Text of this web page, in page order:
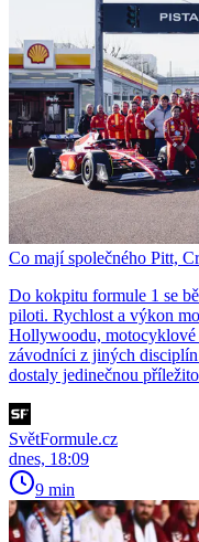
Co mají společného Pitt,
Do kokpitu formule 1 se
piloti. Rychlost a výkon
Hollywoodu, motocyklové
závodníci z jiných
dostaly jedinečnou
SvětFormule.cz
dnes, 18:09
9 min